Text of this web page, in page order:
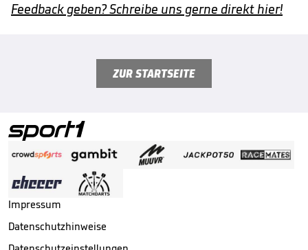
Feedback geben? Schreibe uns gerne direkt hier!
ZUR STARTSEITE
Impressum
Datenschutzhinweise